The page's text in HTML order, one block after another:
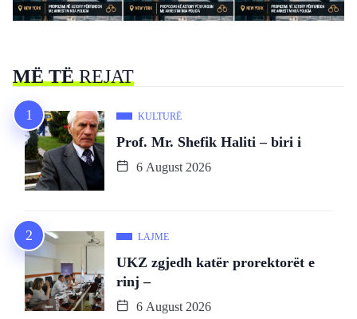
MË TËREJAT
KULTURË
Prof. Mr. Shefik Haliti – biri i
6 August 2026
LAJME
UKZ zgjedh katër prorektorët e
rinj –
6 August 2026